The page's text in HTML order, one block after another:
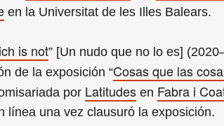
en la Universitat de les Illes Balears.
is not” [Un nudo que no lo es]
de la exposición “Cosas que las
por Latitudes en Fabra i
línea una vez clausuró la exposición.